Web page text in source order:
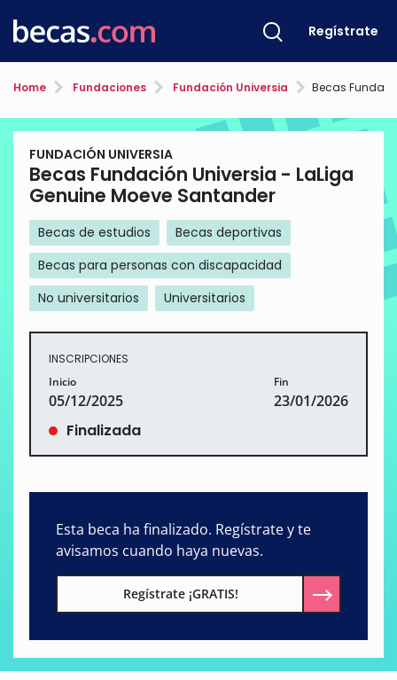
Regístrate
Home Fundaciones Fundación Universia Becas Fundación Universia
FUNDACIÓN UNIVERSIA
Becas Fundación Universia - LaLiga
Genuine Moeve Santander
Becas de estudios
Becas deportivas
Becas para personas con discapacidad
No universitarios
Universitarios
INSCRIPCIONES
Inicio
05/12/2025
Fin
23/01/2026
Finalizada
Esta beca ha finalizado. Regístrate y te
avisamos cuando haya nuevas.
Regístrate ¡GRATIS!